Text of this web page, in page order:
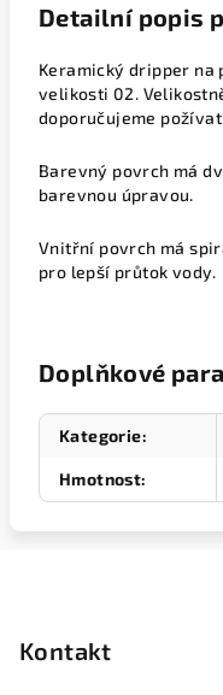
Detailní popis
Keramický dripper
velikosti 02.
doporučujeme
Barevný povrch má
barevnou úpravou.
Vnitřní povrch má
pro lepší průtok vody.
Doplňkové
Kategorie:
Hmotnost:
Kontakt